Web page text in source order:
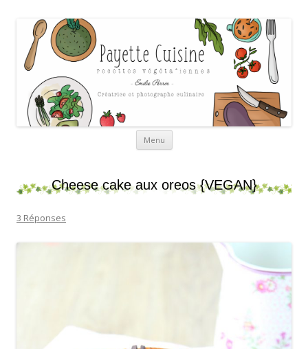
Payette cuisine
Menu Aller au contenu
Cheese cake aux oreos {VEGAN}
3 Réponses